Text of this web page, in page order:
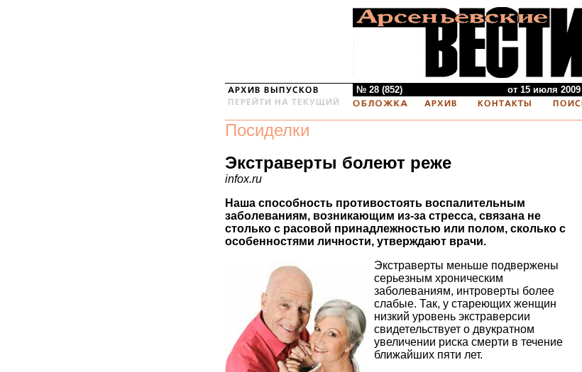
№ 28 (852) от 15 июля 2009
Посиделки
Экстраверты болеют реже
infox.ru
Наша способность противостоять воспалительным
заболеваниям, возникающим из-за стресса, связана не
столько с расовой принадлежностью или полом, сколько с
особенностями личности, утверждают врачи.
Экстраверты меньше подвержены
серьезным хроническим
заболеваниям, интроверты более
слабые. Так, у стареющих женщин
низкий уровень экстраверсии
свидетельствует о двукратном
увеличении риска смерти в течение
ближайших пяти лет.